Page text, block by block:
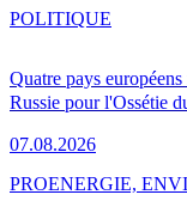
Quatre pays
Russie pour l'Ossétie
07.08.2026
POLITIQUE
PROENERGIE,